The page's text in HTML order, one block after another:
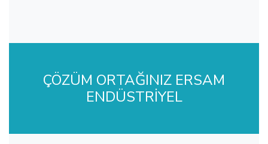
ÇÖZÜM ORTAĞINIZ ERSAM
ENDÜSTRİYEL